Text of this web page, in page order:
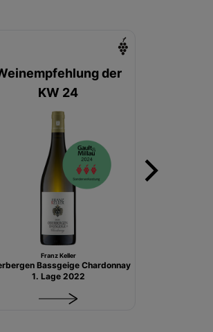
der
KW 24
Franz Keller
Bassgeige Chardonnay
1. Lage 2022